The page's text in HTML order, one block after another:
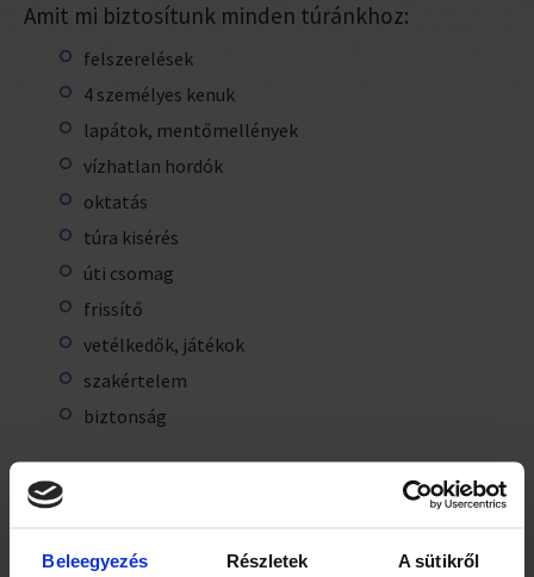
Beleegyezés Részletek A sütikről
Amit mi biztosítunk minden túránkhoz:
felszerelések
4 személyes kenuk
lapátok, mentőmellények
vízhatlan hordók
oktatás
túra kisérés
úti csomag
frissítő
vetélkedők, játékok
szakértelem
biztonság
Amit kell hozni:
fürdőruha